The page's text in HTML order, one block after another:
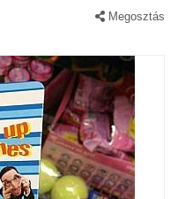
Megosztás